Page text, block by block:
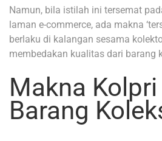
Namun, bila istilah ini tersemat
laman e-commerce, ada makna
berlaku di kalangan sesama
membedakan kualitas dari barang
Makna
Barang